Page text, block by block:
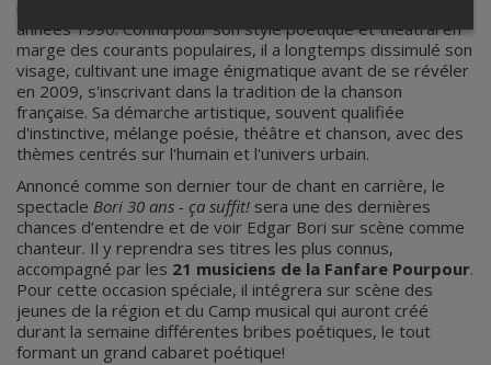
années 1990. Connu pour son style poétique et théâtral en
marge des courants populaires, il a longtemps dissimulé son
visage, cultivant une image énigmatique avant de se révéler
en 2009, s'inscrivant dans la tradition de la chanson
française. Sa démarche artistique, souvent qualifiée
d'instinctive, mélange poésie, théâtre et chanson, avec des
thèmes centrés sur l'humain et l'univers urbain.
Annoncé comme son dernier tour de chant en carrière, le
spectacle Bori 30 ans - ça suffit! sera une des dernières
chances d’entendre et de voir Edgar Bori sur scène comme
chanteur. Il y reprendra ses titres les plus connus,
accompagné par les 21 musiciens de la Fanfare Pourpour.
Pour cette occasion spéciale, il intégrera sur scène des
jeunes de la région et du Camp musical qui auront créé
durant la semaine différentes bribes poétiques, le tout
formant un grand cabaret poétique!